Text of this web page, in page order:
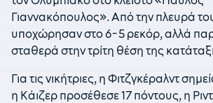
Γιαννακόπουλος». Από την πλευρά
υποχώρησαν στο 6-5 ρεκόρ, αλλά
σταθερά στην τρίτη θέση της
Για τις νικήτριες, η Φιτζγκέραλντ
η Κάιζερ προσέθεσε 17 πόντους, η